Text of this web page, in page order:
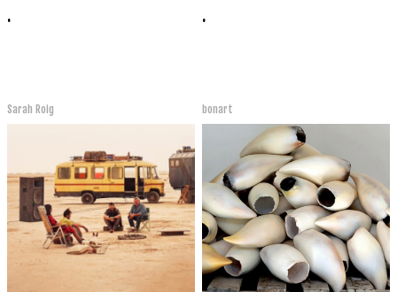
.
Sarah Roig
.
bonart